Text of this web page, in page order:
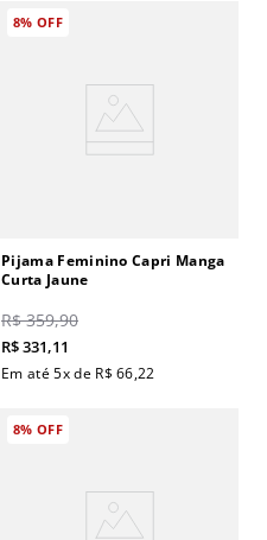
8% OFF
Pijama Feminino Capri Manga
Curta Jaune
R$ 359,90
R$331,11
Em até5x de R$ 66,22
8% OFF